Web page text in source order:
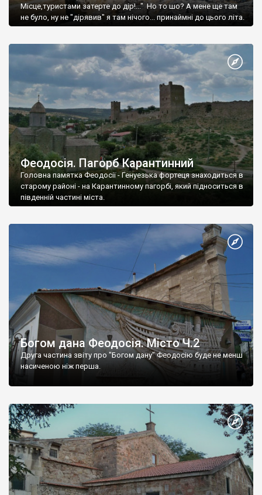
Місце,туристами затерте до дір!..." Но то шо? А мене ще там
не було, ну не "дірявив" я там нічого... принаймні до цього літа.
Феодосія. Пагорб Карантинний
Головна памятка Феодосії - Генуезька фортеця знаходиться в
старому районі - на Карантинному пагорбі, який підноситься в
південній частині міста.
Богом дана Феодосія. Місто Ч.2
Друга частина звіту про "Богом дану" Феодосію буде не менш
насиченою ніж перша.